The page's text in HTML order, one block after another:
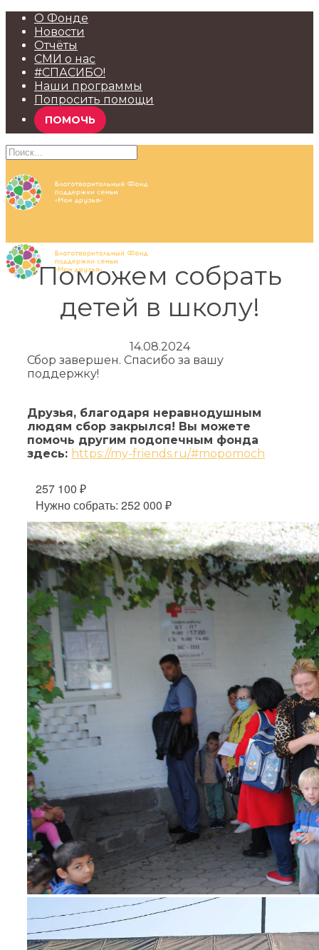
О Фонде
Новости
Отчёты
СМИ о нас
#СПАСИБО!
Наши программы
Попросить помощи
ПОМОЧЬ
Поможем собрать
детей в школу!
14.08.2024
Сбор завершен. Спасибо за вашу
поддержку!
Друзья, благодаря неравнодушным
людям сбор закрылся! Вы можете
помочь другим подопечным фонда
здесь: https://my-friends.ru/#mopomoch
257 100 ₽
Нужно собрать: 252 000 ₽